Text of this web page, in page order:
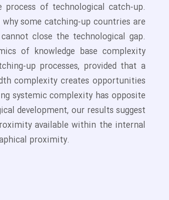
of technological catch-up.
some catching-up countries are
close the technological gap.
of knowledge base complexity
up processes, provided that a
complexity creates opportunities
systemic complexity has opposite
development, our results suggest
available within the internal
proximity.